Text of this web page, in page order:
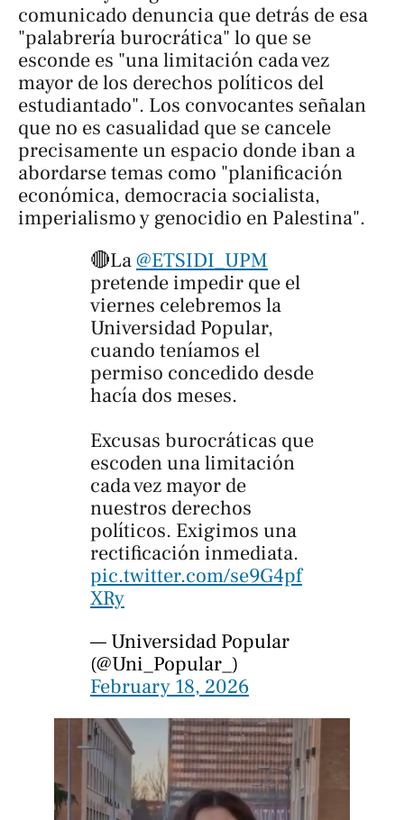
comunicado denuncia que detrás de esa
"palabrería burocrática" lo que se
esconde es "una limitación cada vez
mayor de los derechos políticos del
estudiantado". Los convocantes señalan
que no es casualidad que se cancele
precisamente un espacio donde iban a
abordarse temas como "planificación
económica, democracia socialista,
imperialismo y genocidio en Palestina".
🔴La@ETSIDI_UPM
pretende impedir que el
viernes celebremos la
Universidad Popular,
cuando teníamos el
permiso concedido desde
hacía dos meses.
Excusas burocráticas que
escoden una limitación
cada vez mayor de
nuestros derechos
políticos. Exigimos una
rectificación inmediata.
pic.twitter.com/se9G4pf
XRy
— Universidad Popular
(@Uni_Popular_)
February 18, 2026